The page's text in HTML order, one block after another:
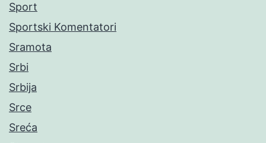
Sport
Sportski Komentatori
Sramota
Srbi
Srbija
Srce
Sreća